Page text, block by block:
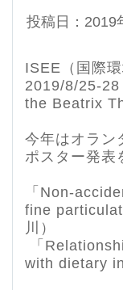
投稿日：2019
ISEE（国際
2019/8/25-28
the Beatrix
今年はオラン
ポスター発表
「Non-
fine
川）
「
with dietary